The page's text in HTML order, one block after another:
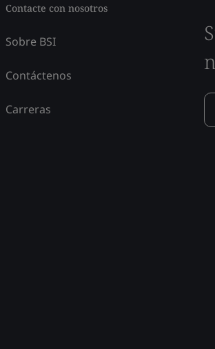
Contacte con nosotros
Sobre BSI
Contáctenos
Carreras